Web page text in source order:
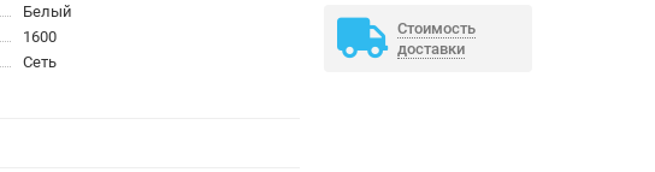
Белый
1600
Сеть
Стоимость
доставки